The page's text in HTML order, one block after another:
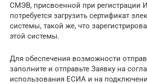
СМЭВ, присвоенной при регистрации
потребуется загрузить сертификат
системы, такой же, что
этой системы.
Для обеспечения возможности
заполните и отправьте Заявку на
использования ЕСИА и на